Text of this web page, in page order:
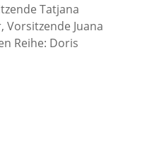
Tatjana
Vorsitzende Juana
Reihe: Doris